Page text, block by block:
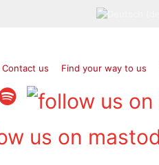
Contact us Find your way to us